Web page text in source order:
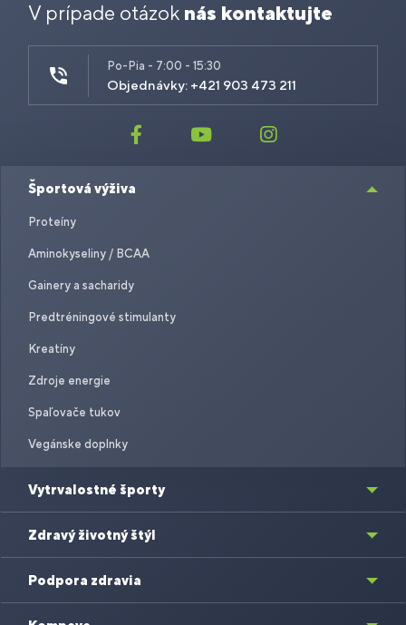
V prípade otázok nás kontaktujte
Po-Pia - 7:00 - 15:30
Objednávky: +421 903 473 211
Športová výživa
Proteíny
Aminokyseliny / BCAA
Gainery a sacharidy
Predtréningové stimulanty
Kreatíny
Zdroje energie
Spaľovače tukov
Vegánske doplnky
Vytrvalostné športy
Zdravý životný štýl
Podpora zdravia